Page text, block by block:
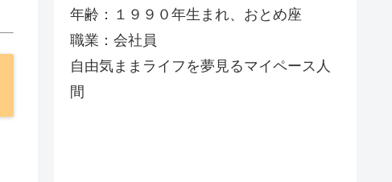
年齢：１９９０年生まれ、おとめ座
職業：会社員
自由気ままライフを夢見るマイペース人
間